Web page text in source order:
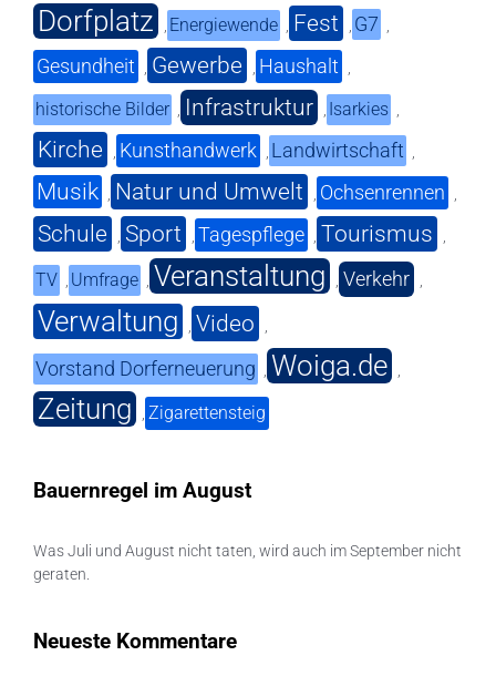
Dorfplatz , Energiewende , Fest , G7 ,
Gesundheit , Gewerbe , Haushalt ,
historische Bilder , Infrastruktur , Isarkies ,
Kirche , Kunsthandwerk , Landwirtschaft ,
Musik , Natur und Umwelt , Ochsenrennen ,
Schule , Sport , Tagespflege , Tourismus ,
TV , Umfrage , Veranstaltung , Verkehr ,
Verwaltung , Video ,
Vorstand Dorferneuerung , Woiga.de ,
Zeitung , Zigarettensteig
Bauernregel im August
Was Juli und August nicht taten, wird auch im September nicht
geraten.
Neueste Kommentare